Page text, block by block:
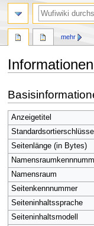
Navigation
springen
Suche
springen
Anzeigetitel
Standardsortierschlüssel
Seitenlänge (in Bytes)
Namensraum
Seitenkennnummer
Seiteninhaltssprache
Seiteninhaltsmodell
mehr
Suche